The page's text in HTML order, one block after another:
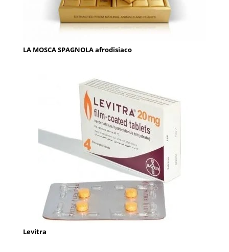
LA MOSCA SPAGNOLA afrodisiaco
Levitra